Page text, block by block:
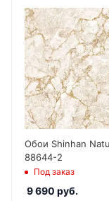
Обои Shinhan
88644-2
Под заказ
9 690 руб.